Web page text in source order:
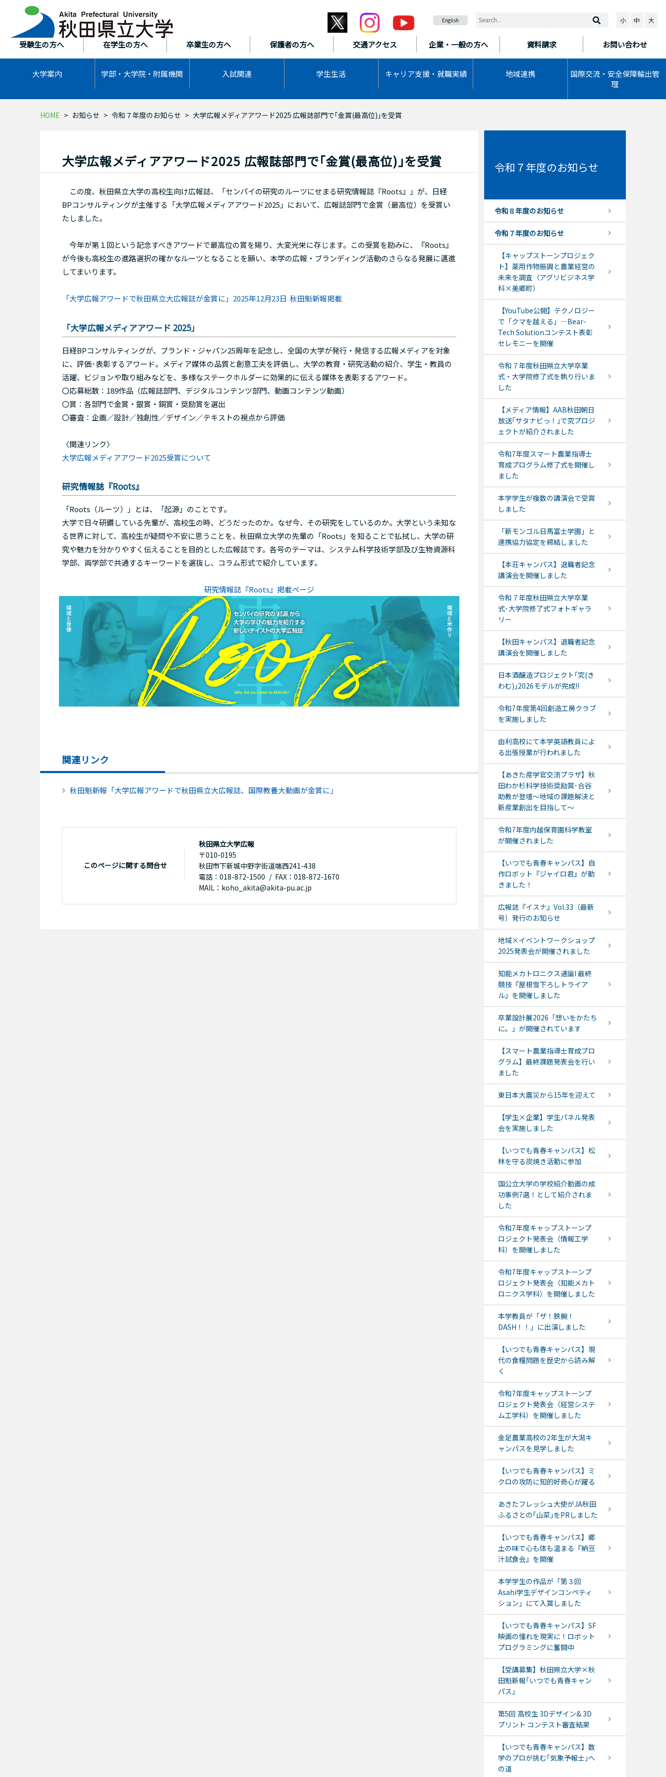
受験生の方へ 在学生の方へ 卒業生の方へ 保護者の方へ 交通アクセス 企業・一般の方へ 資料請求 お問い合わせ
大学案内 学部・大学院・ 附属機関 入試関連 学生生活 キャリア支援・ 就職実績 地域連携
国際交流・安全保障輸出管
理
English 小 中 大
HOME お知らせ 令和７年度のお知らせ 大学広報メディアアワード2025 広報誌部門で｢金賞(最高位)｣を受賞
大学広報メディアアワード2025 広報誌部門で｢金賞(最高位)｣を受賞
この度、秋田県立大学の高校生向け広報誌、「センパイの研究のルーツにせまる研究情報誌『Roots』」が、日経
BPコンサルティングが主催する「大学広報メディアアワード2025」において、広報誌部門で金賞（最高位）を受賞い
たしました。
今年が第１回という記念すべきアワードで最高位の賞を賜り、大変光栄に存じます。この受賞を励みに、『Roots』
が今後も高校生の進路選択の確かなルーツとなることを願い、本学の広報・ブランディング活動のさらなる発展に邁進
してまいります。
「大学広報アワードで秋田県立大広報誌が金賞に」2025年12月23日 秋田魁新報掲載
「大学広報メディアアワード 2025」
日経BPコンサルティングが、ブランド・ジャパン25周年を記念し、全国の大学が発行・発信する広報メディアを対象
に、評価･表彰するアワード。メディア媒体の品質と創意工夫を評価し、大学の教育・研究活動の紹介、学生・教員の
活躍、ビジョンや取り組みなどを、多様なステークホルダーに効果的に伝える媒体を表彰するアワード。
〇応募総数：189作品（広報誌部門、デジタルコンテンツ部門、動画コンテンツ動画）
〇賞：各部門で金賞・銀賞・銅賞・奨励賞を選出
〇審査：企画／設計／独創性／デザイン／テキストの視点から評価
〈関連リンク〉
大学広報メディアアワード2025受賞について
研究情報誌『Roots』
「Roots（ルーツ）」とは、「起源」のことです。
大学で日々研鑽している先輩が、高校生の時、どうだったのか。なぜ今、その研究をしているのか。大学という未知な
る世界に対して、高校生が疑問や不安に思うことを、秋田県立大学の先輩の「Roots」を知ることで払拭し、大学の研
究や魅力を分かりやすく伝えることを目的とした広報誌です。各号のテーマは、システム科学技術学部及び生物資源科
学部、両学部で共通するキーワードを選抜し、コラム形式で紹介しています。
研究情報誌『Roots』掲載ページ
関連リンク
秋田魁新報「大学広報アワードで秋田県立大広報誌、国際教養大動画が金賞に」
このページに関する問合せ
秋田県立大学広報
〒010-0195
秋田市下新城中野字街道端西241-438
電話：018-872-1500
FAX：018-872-1670
MAIL：koho_akita@akita-pu.ac.jp
令和７年度のお知らせ
令和８年度のお知らせ
令和７年度のお知らせ
【キャップストーンプロジェク
ト】薬用作物振興と農業経営の
未来を調査（アグリビジネス学
科×美郷町）
【YouTube公開】テクノロジー
で「クマを越える」―Bear-
Tech Solutionコンテスト表彰
セレモニーを開催
令和７年度秋田県立大学卒業
式・大学院修了式を執り行いま
した
【メディア情報】AAB秋田朝日
放送｢サタナビっ！｣で究プロジ
ェクトが紹介されました
令和7年度スマート農業指導士
育成プログラム修了式を開催し
ました
本学学生が複数の講演会で受賞
しました
「新モンゴル日馬富士学園」と
連携協力協定を締結しました
【本荘キャンパス】退職者記念
講演会を開催しました
令和７年度秋田県立大学卒業
式･大学院修了式フォトギャラ
リー
【秋田キャンパス】退職者記念
講演会を開催しました
日本酒醸造プロジェクト｢究(き
わむ)｣2026モデルが完成!!
令和7年度第4回創造工房クラブ
を実施しました
由利高校にて本学英語教員によ
る出張授業が行われました
【あきた産学官交流プラザ】秋
田わか杉科学技術奨励賞･合谷
助教が登壇～地域の課題解決と
新産業創出を目指して～
令和7年度内越保育園科学教室
が開催されました
【いつでも青春キャンパス】自
作ロボット『ジャイロ君』が動
きました！
広報誌『イスナ』Vol.33（最新
号）発行のお知らせ
地域×イベントワークショップ
2025発表会が開催されました
知能メカトロニクス通論I 最終
競技『屋根雪下ろしトライア
ル』を開催しました
卒業設計展2026「想いをかたち
に。」が開催されています
【スマート農業指導士育成プロ
グラム】最終課題発表会を行い
ました
東日本大震災から15年を迎えて
【学生×企業】学生パネル発表
会を実施しました
【いつでも青春キャンパス】松
林を守る炭焼き活動に参加
国公立大学の学校紹介動画の成
功事例7選！として紹介されま
した
令和7年度キャップストーンプ
ロジェクト発表会（情報工学
科）を開催しました
令和7年度キャップストーンプ
ロジェクト発表会（知能メカト
ロニクス学科）を開催しました
本学教員が「ザ！鉄腕！
DASH！！」に出演しました
【いつでも青春キャンパス】現
代の食糧問題を歴史から読み解
く
令和7年度キャップストーンプ
ロジェクト発表会（経営システ
ム工学科）を開催しました
金足農業高校の2年生が大潟キ
ャンパスを見学しました
【いつでも青春キャンパス】ミ
クロの攻防に知的好奇心が躍る
あきたフレッシュ大使がJA秋田
ふるさとの｢山菜｣をPRしました
【いつでも青春キャンパス】郷
土の味で心も体も温まる『納豆
汁試食会』を開催
本学学生の作品が「第３回
Asahi学生デザインコンペティ
ション」にて入賞しました
【いつでも青春キャンパス】SF
映画の憧れを現実に！ロボット
プログラミングに奮闘中
【受講募集】秋田県立大学×秋
田魁新報｢いつでも青春キャン
パス｣
第5回 高校生 3Dデザイン& 3D
プリント コンテスト審査結果
【いつでも青春キャンパス】数
学のプロが挑む｢気象予報士｣へ
の道